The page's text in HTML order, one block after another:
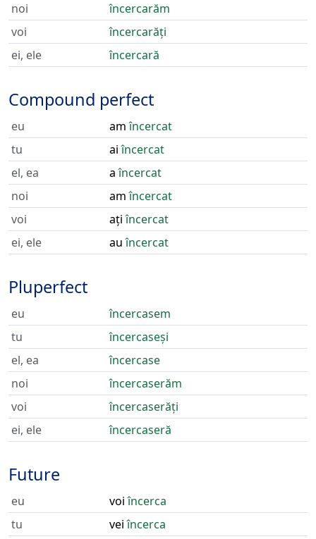
noi
încercarăm
voi
încercarăți
ei, ele
încercară
Compound perfect
eu amîncercat
tu
aiîncercat
el, ea
aîncercat
noi
amîncercat
voi
ațiîncercat
ei, ele
auîncercat
Pluperfect
eu
încercasem
tu
încercaseși
el, ea
încercase
noi
încercaserăm
voi
încercaserăți
ei, ele
încercaseră
Future
eu voiîncerca
tu
veiîncerca